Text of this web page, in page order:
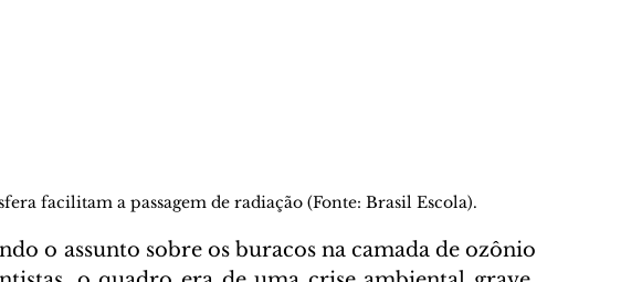
facilitam a passagem de radiação (Fonte: Brasil Escola).